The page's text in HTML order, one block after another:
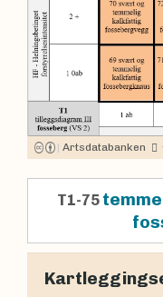
| Artsdatabanken
T1-75